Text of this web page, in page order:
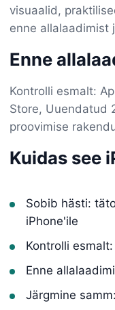
visuaalid,
enne allalaadimist
Enne
Kontrolli esmalt:
Store, Uuendatud
proovimise
Kuidas see
Sobib hästi:
iPhone'ile
Kontrolli
Enne
Järgmine